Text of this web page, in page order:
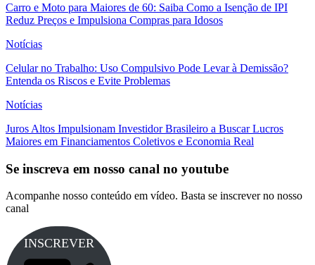
Carro e Moto para Maiores de 60: Saiba Como a Isenção de IPI
Reduz Preços e Impulsiona Compras para Idosos
Notícias
Celular no Trabalho: Uso Compulsivo Pode Levar à Demissão?
Entenda os Riscos e Evite Problemas
Notícias
Juros Altos Impulsionam Investidor Brasileiro a Buscar Lucros
Maiores em Financiamentos Coletivos e Economia Real
Se inscreva em nosso canal no youtube
Acompanhe nosso conteúdo em vídeo. Basta se inscrever no nosso
canal
INSCREVER